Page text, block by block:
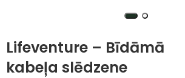
Lifeventure – Bīdāmā
kabeļa slēdzene